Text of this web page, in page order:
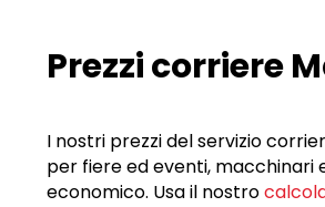
Prezzi corriere
I nostri prezzi del servizio
per fiere ed eventi, macchinari
economico. Usa il nostro